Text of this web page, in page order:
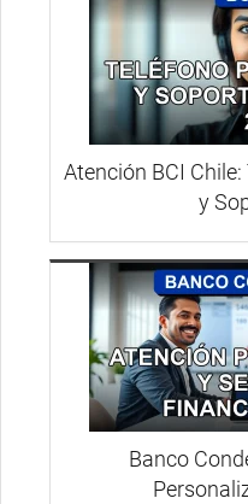
Atención BCI
y
Banco